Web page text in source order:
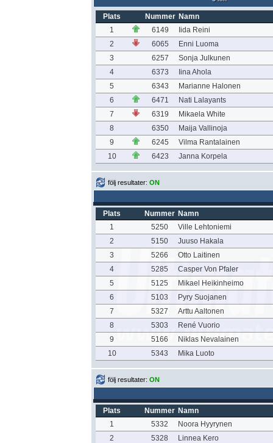
Plats Nummer Namn
1
6149
Iida Reini
2
6065
Enni Luoma
3
6257
Sonja Julkunen
4
6373
Iina Ahola
5
6343
Marianne Halonen
6
6471
Nati Lalayants
7
6319
Mikaela White
8
6350
Maija Vallinoja
9
6245
Vilma Rantalainen
10
6423 Janna Korpela
följ resultater: ON
Plats Nummer Namn
1
5250
Ville Lehtoniemi
2
5150
Juuso Hakala
3
5266
Otto Laitinen
4
5285
Casper Von Pfaler
5
5125
Mikael Heikinheimo
6
5103
Pyry Suojanen
7
5327
Arttu Aaltonen
8
5303
René Vuorio
9
5166
Niklas Nevalainen
10
5343 Mika Luoto
följ resultater: ON
Plats Nummer Namn
1
5332
Noora Hyyrynen
2
5328
Linnea Kero